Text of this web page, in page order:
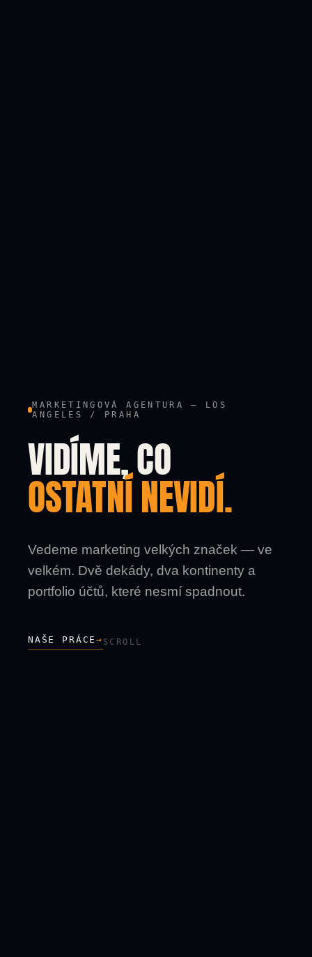
MARKETINGOVÁ AGENTURA — LOS
ANGELES / PRAHA
VIDÍME, CO
OSTATNÍ NEVIDÍ.
Vedeme marketing velkých značek — ve
velkém. Dvě dekády, dva kontinenty a
portfolio účtů, které nesmí spadnout.
NAŠE PRÁCE→ SCROLL